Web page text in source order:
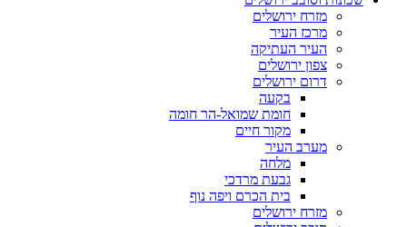
מזרח ירושלים
מרכז העיר
העיר העתיקה
צפון ירושלים
דרום ירושלים
בקעה
חומת שמואל-הר חומה
מקור חיים
מערב העיר
מלחה
גבעת מרדכי
בית הכרם ויפה נוף
מזרח ירושלים